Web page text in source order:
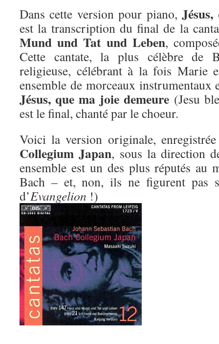
Dans cette version pour piano,
est la transcription du final de la
Mund und Tat und Leben,
Cette cantate, la plus célèbre de
religieuse, célébrant à la fois Marie
ensemble de morceaux instrumentaux
Jésus, que ma joie demeure (Jesu
est le final, chanté par le choeur.
Voici la version originale,
Collegium Japan, sous la direction
ensemble est un des plus réputés au
Bach – et, non, ils ne figurent pas
d’Evangelion !)